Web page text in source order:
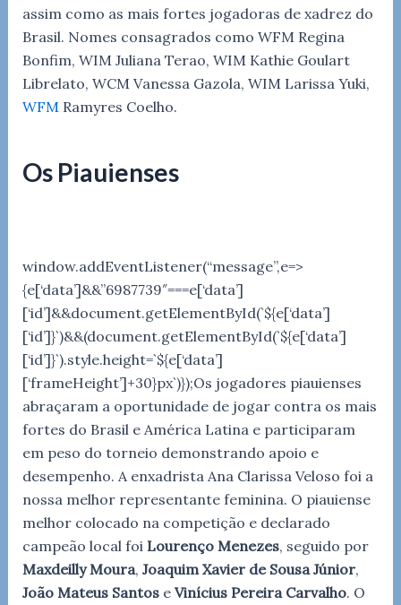
assim como as mais fortes jogadoras de xadrez do
Brasil. Nomes consagrados como WFM Regina
Bonfim, WIM Juliana Terao, WIM Kathie Goulart
Librelato, WCM Vanessa Gazola, WIM Larissa Yuki,
WFM Ramyres Coelho.
Os Piauienses
window.addEventListener(“message”,e=>
{e[‘data’]&&”6987739″===e[‘data’]
[‘id’]&&document.getElementById(`${e[‘data’]
[‘id’]}`)&&(document.getElementById(`${e[‘data’]
[‘id’]}`).style.height=`${e[‘data’]
[‘frameHeight’]+30}px`)});Os jogadores piauienses
abraçaram a oportunidade de jogar contra os mais
fortes do Brasil e América Latina e participaram
em peso do torneio demonstrando apoio e
desempenho. A enxadrista Ana Clarissa Veloso foi a
nossa melhor representante feminina. O piauiense
melhor colocado na competição e declarado
campeão local foi Lourenço Menezes, seguido por
Maxdeilly Moura, Joaquim Xavier de Sousa Júnior,
João Mateus Santose Vinícius Pereira Carvalho. O